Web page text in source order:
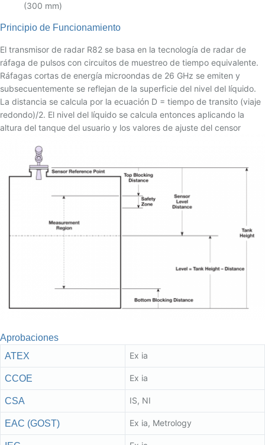
(300 mm)
Principio de Funcionamiento
El transmisor de radar R82 se basa en la tecnología de radar de
ráfaga de pulsos con circuitos de muestreo de tiempo equivalente.
Ráfagas cortas de energía microondas de 26 GHz se emiten y
subsecuentemente se reflejan de la superficie del nivel del líquido.
La distancia se calcula por la ecuación D = tiempo de transito (viaje
redondo)/2. El nivel del líquido se calcula entonces aplicando la
altura del tanque del usuario y los valores de ajuste del censor
Aprobaciones
ATEX
Ex ia
CCOE Ex ia
CSA IS, NI
EAC (GOST) Ex ia, Metrology